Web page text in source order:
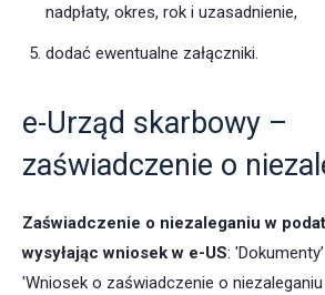
nadpłaty, okres, rok i uzasadnienie,
dodać ewentualne załączniki.
e-Urząd skarbowy –
zaświadczenie o
Zaświadczenie o niezaleganiu w
wysyłając wniosek w e-US:
'Wniosek o zaświadczenie o